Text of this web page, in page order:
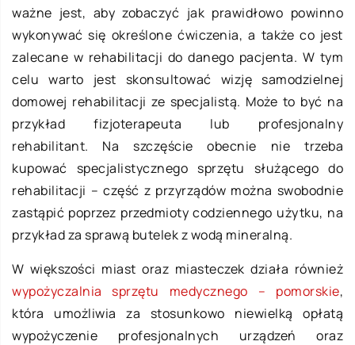
ważne jest, aby zobaczyć jak prawidłowo powinno
wykonywać się określone ćwiczenia, a także co jest
zalecane w rehabilitacji do danego pacjenta. W tym
celu warto jest skonsultować wizję samodzielnej
domowej rehabilitacji ze specjalistą. Może to być na
przykład fizjoterapeuta lub profesjonalny
rehabilitant. Na szczęście obecnie nie trzeba
kupować specjalistycznego sprzętu służącego do
rehabilitacji – część z przyrządów można swobodnie
zastąpić poprzez przedmioty codziennego użytku, na
przykład za sprawą butelek z wodą mineralną.
W większości miast oraz miasteczek działa również
wypożyczalnia sprzętu medycznego – pomorskie,
która umożliwia za stosunkowo niewielką opłatą
wypożyczenie profesjonalnych urządzeń oraz